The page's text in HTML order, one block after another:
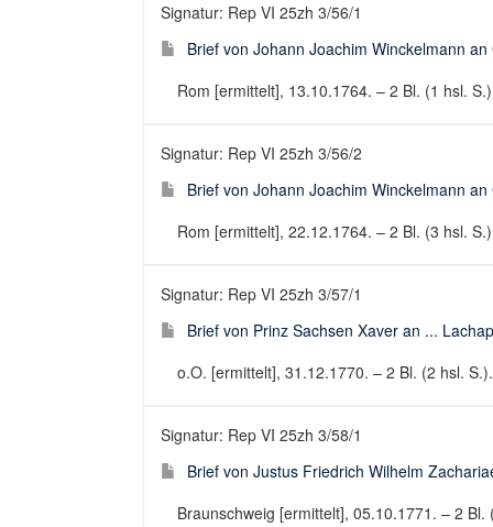
Signatur: Rep VI 25zh 3/56/1
Brief von Johann Joachim Winckelmann
Rom [ermittelt], 13.10.1764. – 2 Bl. (1 hsl.
Signatur: Rep VI 25zh 3/56/2
Brief von Johann Joachim Winckelmann
Rom [ermittelt], 22.12.1764. – 2 Bl. (3 hsl.
Signatur: Rep VI 25zh 3/57/1
Brief von Prinz Sachsen Xaver an ...
o.O. [ermittelt], 31.12.1770. – 2 Bl. (2 hsl.
Signatur: Rep VI 25zh 3/58/1
Brief von Justus Friedrich Wilhelm
Braunschweig [ermittelt], 05.10.1771. – 2